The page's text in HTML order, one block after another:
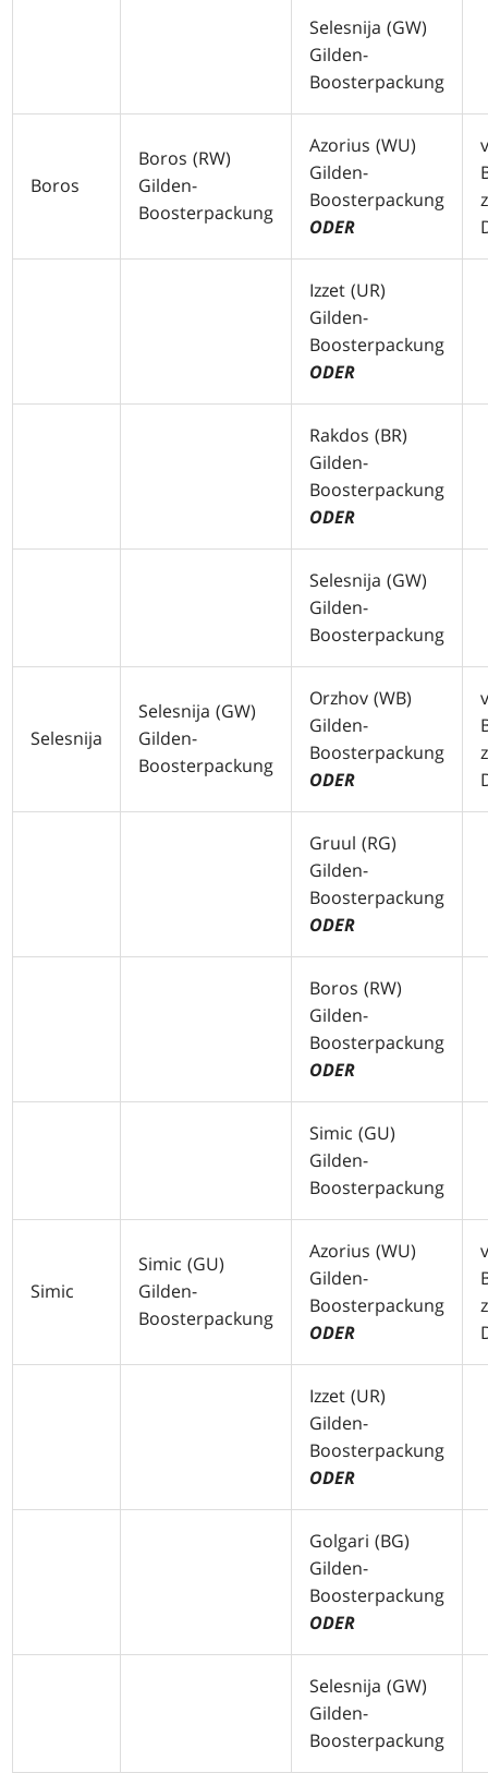
Selesnija (GW)
Gilden-
Boosterpackung
Boros
Boros (RW)
Gilden-
Boosterpackung
Azorius (WU)
Gilden-
Boosterpackung
ODER
Izzet (UR)
Gilden-
Boosterpackung
ODER
Rakdos (BR)
Gilden-
Boosterpackung
ODER
Selesnija (GW)
Gilden-
Boosterpackung
Selesnija
Selesnija (GW)
Gilden-
Boosterpackung
Orzhov (WB)
Gilden-
Boosterpackung
ODER
Gruul (RG)
Gilden-
Boosterpackung
ODER
Boros (RW)
Gilden-
Boosterpackung
ODER
Simic (GU)
Gilden-
Boosterpackung
Simic
Simic (GU)
Gilden-
Boosterpackung
Azorius (WU)
Gilden-
Boosterpackung
ODER
Izzet (UR)
Gilden-
Boosterpackung
ODER
Golgari (BG)
Gilden-
Boosterpackung
ODER
Selesnija (GW)
Gilden-
Boosterpackung